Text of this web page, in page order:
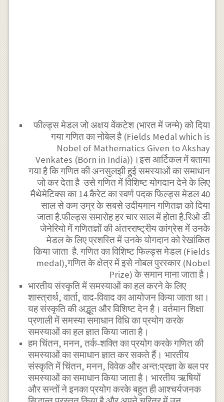
फील्ड्स मेडल जो अक्षय वेंकटेश (भारत में जन्मे) को दिया
गया गणित का नोबेल है (Fields Medal which is
Nobel of Mathematics Given to Akshay
Venkates (Born in India))।इस आर्टिकल में बताया
गया है कि गणित की अनसुलझी हुई समस्याओं का समाधान
जो कर देता है उसे गणित में विशिष्ट योगदान देने के लिए
मैथेमेटिक्स का 14 कैरेट का स्वर्ण पदक फिल्ड्स मेडल 40
साल से कम उम्र के सबसे उदीयमान गणितज्ञ को दिया
जाता है.फील्ड्स समारोहहर चार साल में होता है.रिओ डी
जेनेरियो में गणितज्ञों की अंतरराष्ट्रीय कांग्रेस में उनके
मेडल के लिए प्रशस्ति में उनके योगदान को रेखांकित
किया जाता है. गणित का विशिष्ट फिल्ड्स मेडल (Fields
medal),गणित के क्षेत्र में इसे नोबल पुरस्कार (Nobel
Prize) के समान माना जाता है।
भारतीय संस्कृति में समस्याओं का हल करने के लिए
शास्त्रार्थ, वार्ता, वाद-विवाद का आयोजन किया जाता था।
यह संस्कृति की अद्भूत और विशिष्ट देन है। वर्तमान शिक्षा
प्रणाली में समस्या समाधान विधि का प्रयोग करके
समस्याओं का हल ज्ञात किया जाता है।
हम चिंतन, मनन, तर्क-शक्ति का प्रयोग करके गणित की
समस्याओं का समाधान ज्ञात कर सकते हैं। भारतीय
संस्कृति में चिंतन, मनन, विवेक और अन्त:प्रज्ञा के बल पर
समस्याओं का समाधान किया जाता है। भारतीय ऋषियों
और सन्तों ने इनका प्रयोग करके बहुत ही आश्चर्यजनक